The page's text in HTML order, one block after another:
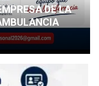
DE LA